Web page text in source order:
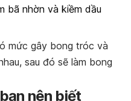
bã nhờn và kiềm dầu
mức gây bong tróc và
sau đó sẽ làm bong
nên biết